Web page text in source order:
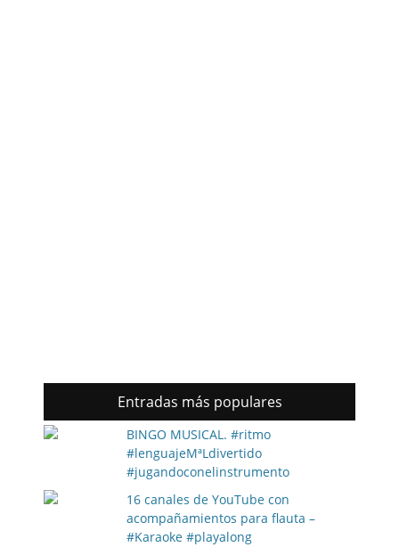
Entradas más populares
BINGO MUSICAL. #ritmo
#lenguajeMªLdivertido
#jugandoconelinstrumento
16 canales de YouTube con
acompañamientos para flauta –
#Karaoke #playalong